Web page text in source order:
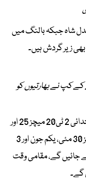
شاہ جبکہ بالنگ میں
زیر گردش ہیں۔
کپ نے بھارتیوں کو
واضح رہے کہ پاک بنگلادیش سیریز کے ابتدائی 2 ٹی20 میچز 25 اور
27 مئی کو فیصل آباد میں اور بقیہ تین میچز 30 مئی، یکم جون اور 3
جائیں گے، مقامی وقت